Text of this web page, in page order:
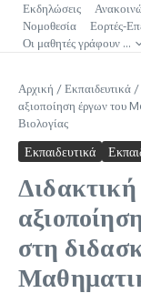
Εκδηλώσεις
Νομοθεσία
Εορτές-
Οι μαθητές γράφουν …
Αρχική /Εκπαιδευτικά /
αξιοποίηση έργων του
Βιολογίας
Εκπαιδευτικά
στη